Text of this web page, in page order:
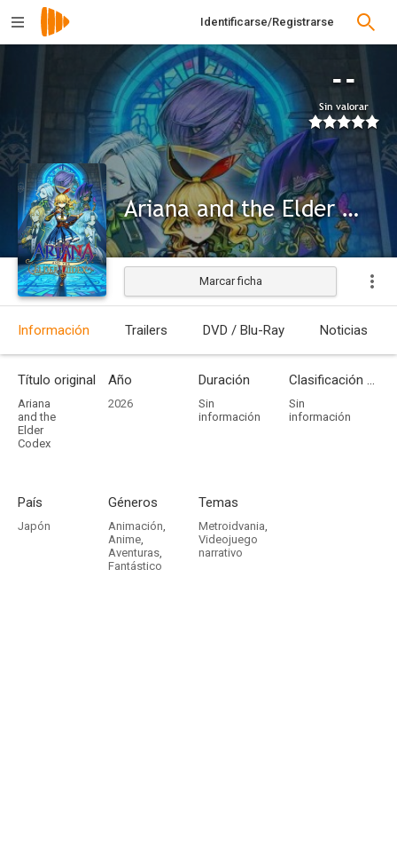
Identificarse/Registrarse
--
Sin valorar
Ariana and the Elder Codex
Marcar ficha
Información Trailers DVD / Blu-Ray Noticias
Título original
Ariana
and the
Elder
Codex
Año
2026
Duración
Sin
información
Clasificación por edades
Sin
información
País
Japón
Géneros
Animación,
Anime,
Aventuras,
Fantástico
Temas
Metroidvania,
Videojuego
narrativo